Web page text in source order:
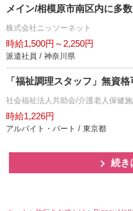
メイン/相模原市南区内に多
株式会社ニッソーネット
時給1,500円～2,250円
派遣社員 / 神奈川県
「福祉調理スタッフ」無資
社会福祉法人共助会/介護老人保健
時給1,226円
アルバイト・パート / 東京都
続き